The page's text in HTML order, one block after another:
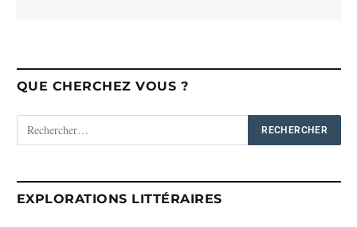
QUE CHERCHEZ VOUS ?
EXPLORATIONS LITTÉRAIRES